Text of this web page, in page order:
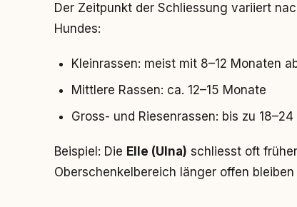
Der Zeitpunkt der Schliessung variiert
Hundes:
Kleinrassen: meist mit 8–12 Monaten
Mittlere Rassen: ca. 12–15 Monate
Gross- und Riesenrassen: bis zu
Beispiel: Die Elle (Ulna) schliesst oft
Oberschenkelbereich länger offen bleiben